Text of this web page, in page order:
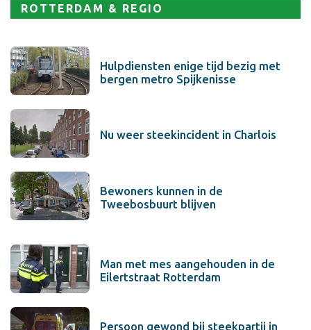
ROTTERDAM & REGIO
Hulpdiensten enige tijd bezig met
bergen metro Spijkenisse
Nu weer steekincident in Charlois
Bewoners kunnen in de
Tweebosbuurt blijven
Man met mes aangehouden in de
Eilertstraat Rotterdam
Persoon gewond bij steekpartij in